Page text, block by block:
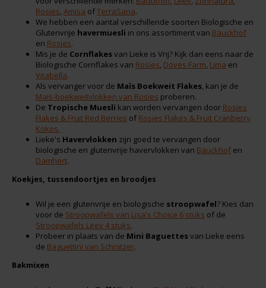
Boeken
Overig
De Bron
Dijksterhuis Teffvolkoren
Doves Farm
Fiordifrutta
Gullón
Guto's
Hammermühle
Happy Farm
Rosies Amisa ofTerraSana.
We hebben een aantal verschillende soorten Biologische en
Glutenvrije havermuesli in ons assortiment van Bauckhof
en Rosies.
Mis je de Cornflakesvan Lieke is Vrij? Kijk dan eens naar de
Biologische Cornflakes van Rosies Doves Farm Lima en
Vitabella.
Als vervanger voor de Maïs Boekweit Flakes , kan je de
Maïs-boekweitvlokken van Rosies proberen.
De Tropische Muesli kan worden vervangen door Rosies
Flakes & Fruit Red Berries of Rosies Flakes & Fruit Cranberry
Kokos.
Lieke's Havervlokken zijn goed te vervangen door
biologische en glutenvrije havervlokken van Bauckhof en
Damhert.
Koekjes, tussendoortjes en broodjes
Wil je een glutenvrije en biologische stroopwafel? Kies dan
voor de Stroopwafels van Lisa's Choice 6 stuks of de
Stroopwafels Leev 4 stuks.
Probeer in plaats van de Mini Baguettesvan Lieke eens
de Baguettini van Schnitzer.
Bakmixen